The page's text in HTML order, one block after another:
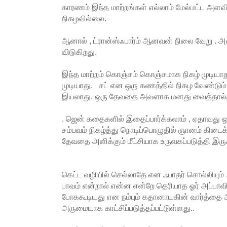
காரணம் இந்த மாற்றங்கள் எல்லாம் மேல்மட்ட
நிகழவில்லை.
ஆனால் , ட்ரான்ஸ்ஃபார்ம் ஆனவன் நிலை வேறு .
விடுகிறது.
இந்த மாற்றம் கொஞ்சம் கொஞ்சமாக நிகழ்
முடியாது. சட் என ஒரு கணத்தில் நிகழ
இயலாது. ஒரு தேவதை அவளாக மனது
. ஜென் கதைகளில் இதைப்பார்க்கலாம் , ஏதாவது
சம்பவம் நிகழ்த்து நொடிப்பொழுதில் ஞானம்
தேவதை அளிக்கும் மீட்சியாக உருவகப்படுத்தி
கெட்ட வழியில் செல்லாதே என ஃபாதர்
பாவம் என்றால் என்ன என்றே தெரியாத ஓர்
போககூடியது என நம்பும் கதானாயகின் வார்த்தை
அருமையாக காட்சிப்படுத்தப்பட்டுள்ளது..